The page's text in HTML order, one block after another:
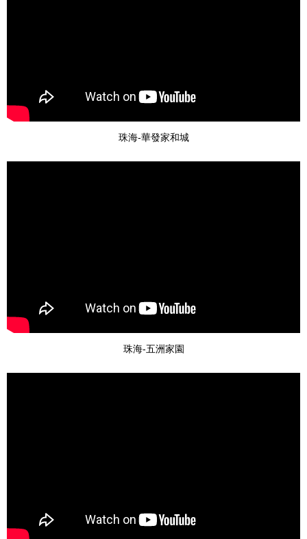
珠海-華發家和城
珠海-五洲家園